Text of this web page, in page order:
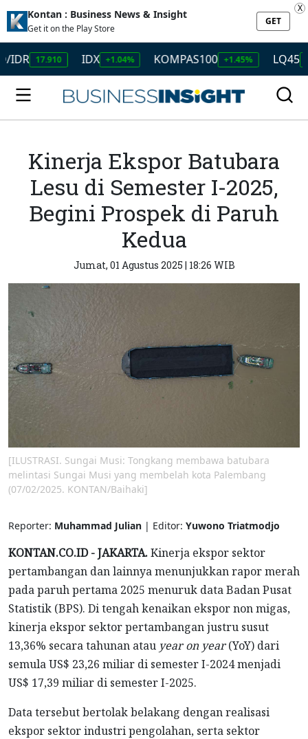
Kontan : Business News & Insight
Get it on the Play Store
GET
X
17.910 IDX +1.04% KOMPAS100 +1.45% LQ45
Kinerja Ekspor Batubara
Lesu di Semester I-2025,
Begini Prospek di Paruh
Kedua
Jumat, 01 Agustus 2025 | 18:26 WIB
[ILUSTRASI. Sungai Musi: Tongkang membawa batubara
melintasi Sungai Musi yang membelah kota Palembang
(07/02/2025. KONTAN/Baihaki]
Reporter: Muhammad Julian | Editor: Yuwono Triatmodjo
KONTAN.CO.ID - JAKARTA.Kinerja ekspor sektor
pertambangan dan lainnya menunjukkan rapor merah
pada paruh pertama 2025 menuruk data Badan Pusat
Statistik (BPS). Di tengah kenaikan ekspor non migas,
kinerja ekspor sektor pertambangan justru susut
13,36% secara tahunan atau year on year(YoY) dari
semula US$ 23,26 miliar di semester I-2024 menjadi
US$ 17,39 miliar di semester I-2025.
Data tersebut bertolak belakang dengan realisasi
ekspor sektor industri pengolahan, serta sektor